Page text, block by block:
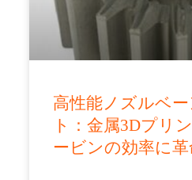
高性能ノズルベ
ト：金属3Dプリ
ービンの効率に